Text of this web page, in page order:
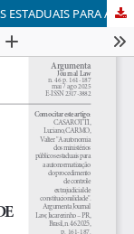
A AUTONOMIA DOS MINISTÉRIOS PÚBLICOS ESTADUAIS PARA A AUTONORMATIZAÇÃO DO PROCEDIMENTO DE CONTROLE EXTRAJUDICIAL DE CONSTITUCIONALIDADE